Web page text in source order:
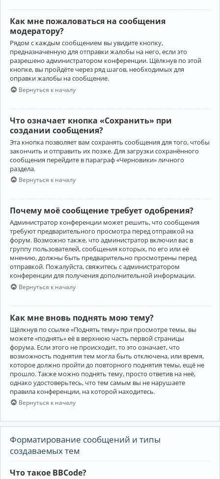
Как мне пожаловаться на сообщения
модератору?
Рядом с каждым сообщением вы увидите кнопку,
предназначенную для отправки жалобы на него, если это
разрешено администратором конференции. Щёлкнув по этой
кнопке, вы пройдёте через ряд шагов, необходимых для
оправки жалобы на сообщение.
Вернуться к началу
Что означает кнопка «Сохранить» при
создании сообщения?
Эта кнопка позволяет вам сохранять сообщения для того, чтобы
закончить и отправить их позже. Для загрузки сохранённого
сообщения перейдите в параграф «Черновики» личного
раздела.
Вернуться к началу
Почему моё сообщение требует одобрения?
Администратор конференции может решить, что сообщения
требуют предварительного просмотра перед отправкой на
форум. Возможно также, что администратор включил вас в
группу пользователей, сообщения которых, по его или её
мнению, должны быть предварительно просмотрены перед
отправкой. Пожалуйста, свяжитесь с администратором
конференции для получения дополнительной информации.
Вернуться к началу
Как мне вновь поднять мою тему?
Щёлкнув по ссылке «Поднять тему» при просмотре темы, вы
можете «поднять» её в верхнюю часть первой страницы
форума. Если этого не происходит, то это означает, что
возможность поднятия тем могла быть отключена, или время,
которое должно пройти до повторного поднятия темы, ещё не
прошло. Также можно поднять тему, просто ответив на неё,
однако удостоверьтесь, что тем самым вы не нарушаете
правила конференции, на которой находитесь.
Вернуться к началу
Форматирование сообщений и типы
создаваемых тем
Что такое BBCode?